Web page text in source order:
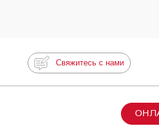
Свяжитесь с нами